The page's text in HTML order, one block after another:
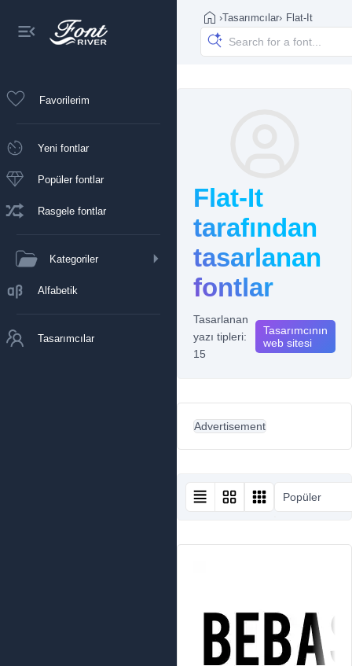
Favorilerim
Yeni fontlar
Popüler fontlar
Rasgele fontlar
Kategoriler
Alfabetik
Tasarımcılar
›Tasarımcılar› Flat-It
Flat-It
tarafından
tasarlanan
fontlar
Tasarlanan
yazı tipleri:
15
Tasarımcının
web sitesi
Advertisement
Popüler